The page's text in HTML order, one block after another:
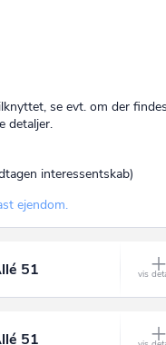
se evt. om der
detaljer.
interessent­skab)
ejendom.
51
51